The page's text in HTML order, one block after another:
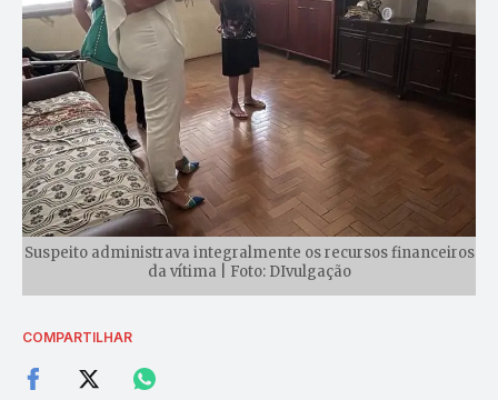
Suspeito administrava integralmente os recursos financeiros
da vítima | Foto: DIvulgação
COMPARTILHAR